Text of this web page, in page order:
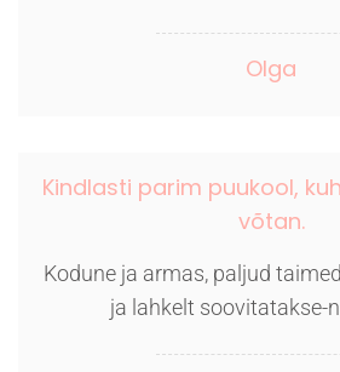
Olga
Kindlasti parim puukool,
võtan.
Kodune ja armas, paljud
ja lahkelt soovitatakse-